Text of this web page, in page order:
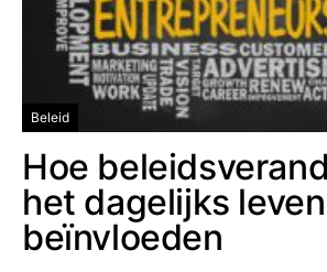
Beleid
Hoe
het dagelijks
beïnvloeden